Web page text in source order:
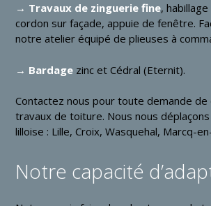
→ Travaux de zinguerie fine,
cordon sur façade, appuie de fenêtre.
notre atelier équipé de plieuses à
→ Bardage zinc et Cédral (Eternit).
Contactez nous pour toute demande
travaux de toiture. Nous nous
lilloise : Lille, Croix, Wasquehal, Marcq-
Notre capacité